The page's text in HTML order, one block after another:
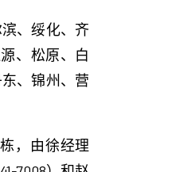
、绥化、齐
、松原、白
、锦州、营
，由徐经理